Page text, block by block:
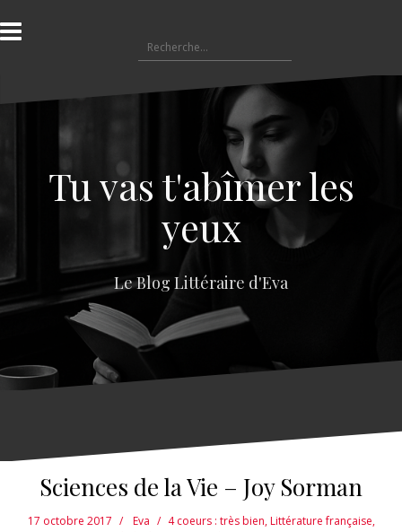
l
a
e
e
Tu vas t'abîmer les
yeux
Le Blog Littéraire d'Eva
Sciences de la Vie – Joy Sorman
17 octobre 2017 Eva 4 coeurs : très bien,Littérature française,